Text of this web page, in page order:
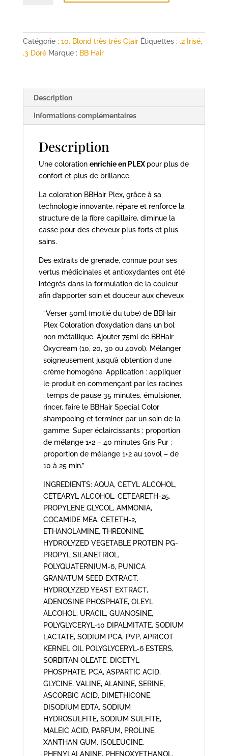
Très
Très
Doré
100ml
-
Catégorie : 10. Blond très très Clair Étiquettes : .2 Irisé,
.3 Doré Marque : BB Hair
Description
Informations complémentaires
Description
Une coloration enrichie en PLEX pour plus de
confort et plus de brillance.
La coloration BBHair Plex, grâce à sa
technologie innovante, répare et renforce la
structure de la fibre capillaire, diminue la
casse pour des cheveux plus forts et plus
sains.
Des extraits de grenade, connue pour ses
vertus médicinales et antioxydantes ont été
intégrés dans la formulation de la couleur
afin d’apporter soin et douceur aux cheveux
“Verser 50ml (moitié du tube) de BBHair
Plex Coloration d’oxydation dans un bol
non métallique. Ajouter 75ml de BBHair
Oxycream (10, 20, 30 ou 40vol). Mélanger
soigneusement jusqu’à obtention d’une
crème homogène. Application : appliquer
le produit en commençant par les racines
: temps de pause 35 minutes, émulsioner,
rincer, faire le BBHair Special Color
shampooing et terminer par un soin de la
gamme. Super éclaircissants : proportion
de mélange 1+2 – 40 minutes Gris Pur :
proportion de mélange 1+2 au 10vol – de
10 à 25 min.”
INGREDIENTS: AQUA, CETYL ALCOHOL,
CETEARYL ALCOHOL, CETEARETH-25,
PROPYLENE GLYCOL, AMMONIA,
COCAMIDE MEA, CETETH-2,
ETHANOLAMINE, THREONINE,
HYDROLYZED VEGETABLE PROTEIN PG-
PROPYL SILANETRIOL,
POLYQUATERNIUM-6, PUNICA
GRANATUM SEED EXTRACT,
HYDROLYZED YEAST EXTRACT,
ADENOSINE PHOSPHATE, OLEYL
ALCOHOL, URACIL, GUANOSINE,
POLYGLYCERYL-10 DIPALMITATE, SODIUM
LACTATE, SODIUM PCA, PVP, APRICOT
KERNEL OIL POLYGLYCERYL-6 ESTERS,
SORBITAN OLEATE, DICETYL
PHOSPHATE, PCA, ASPARTIC ACID,
GLYCINE, VALINE, ALANINE, SERINE,
ASCORBIC ACID, DIMETHICONE,
DISODIUM EDTA, SODIUM
HYDROSULFITE, SODIUM SULFITE,
MALEIC ACID, PARFUM, PROLINE,
XANTHAN GUM, ISOLEUCINE,
PHENYLALANINE, PHENOXYETHANOL,